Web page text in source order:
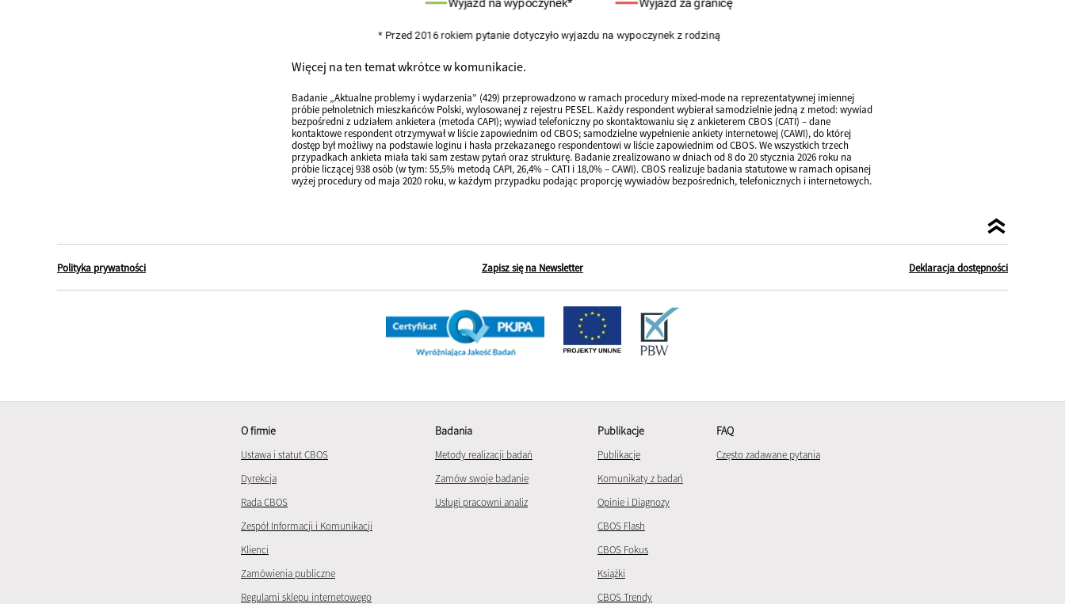
Więcej na ten temat wkrótce w komunikacie.
Badanie „Aktualne problemy i wydarzenia” (429) przeprowadzono w ramach procedury mixed-mode na reprezentatywnej imiennej
próbie pełnoletnich mieszkańców Polski, wylosowanej z rejestru PESEL. Każdy respondent wybierał samodzielnie jedną z metod: wywiad
bezpośredni z udziałem ankietera (metoda CAPI); wywiad telefoniczny po skontaktowaniu się z ankieterem CBOS (CATI) – dane
kontaktowe respondent otrzymywał w liście zapowiednim od CBOS; samodzielne wypełnienie ankiety internetowej (CAWI), do której
dostęp był możliwy na podstawie loginu i hasła przekazanego respondentowi w liście zapowiednim od CBOS. We wszystkich trzech
przypadkach ankieta miała taki sam zestaw pytań oraz strukturę. Badanie zrealizowano w dniach od 8 do 20 stycznia 2026 roku na
próbie liczącej 938 osób (w tym: 55,5% metodą CAPI, 26,4% – CATI i 18,0% – CAWI). CBOS realizuje badania statutowe w ramach opisanej
wyżej procedury od maja 2020 roku, w każdym przypadku podając proporcję wywiadów bezpośrednich, telefonicznych i internetowych.
Polityka prywatności Zapisz się na Newsletter Deklaracja dostępności
O firmie
Ustawa i statut CBOS
Dyrekcja
Rada CBOS
Zespół Informacji i Komunikacji
Klienci
Zamówienia publiczne
Regulami sklepu internetowego
Badania
Metody realizacji badań
Zamów swoje badanie
Usługi pracowni analiz
Publikacje
Publikacje
Komunikaty z badań
Opinie i Diagnozy
CBOS Flash
CBOS Fokus
Książki
CBOS Trendy
FAQ
Często zadawane pytania